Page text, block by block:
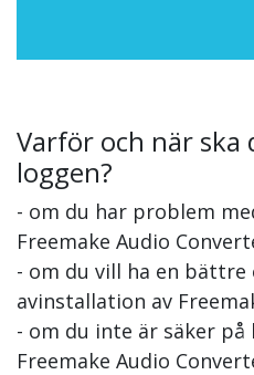
Varför och när ska
loggen?
- om du har problem
Freemake Audio
- om du vill ha en bättre
avinstallation av
- om du inte är säker
Freemake Audio